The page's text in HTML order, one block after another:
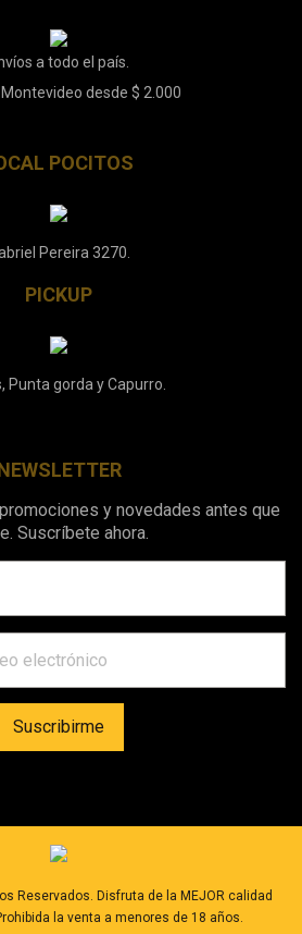
a todo el país.
desde $ 2.000
POCITOS
Pereira 3270.
PICKUP
Punta gorda y Capurro.
y novedades antes que
Suscríbete ahora.
Reservados. Disfruta de la MEJOR calidad
la venta a menores de 18 años.